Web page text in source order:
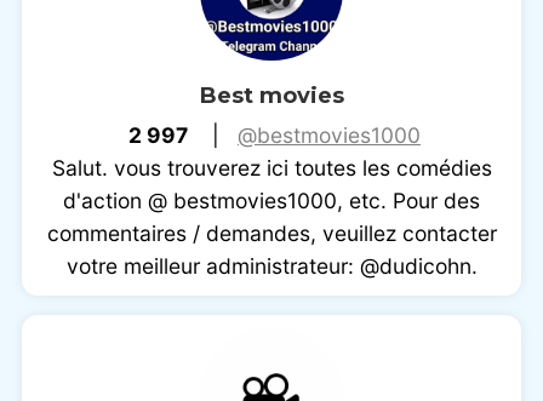
Best movies
2 997
@bestmovies1000
Salut. vous trouverez ici toutes les comédies
d'action @ bestmovies1000, etc. Pour des
commentaires / demandes, veuillez contacter
votre meilleur administrateur: @dudicohn.